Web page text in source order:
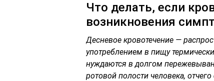
Что делать, если
возникновения
Десневое кровотечение —
употреблением в пищу
нуждаются в долгом
ротовой полости человека,